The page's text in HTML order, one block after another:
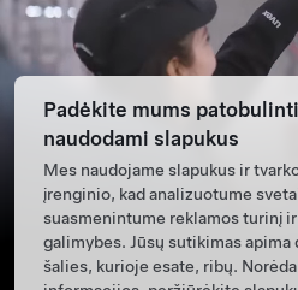
Padėkite mums
naudodami slapukus
Mes naudojame slapukus ir
įrenginio, kad analizuotume
suasmenintume reklamos turinį
galimybes. Jūsų sutikimas apima
šalies, kurioje esate, ribų.